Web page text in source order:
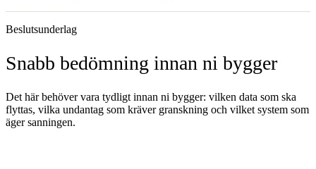
Beslutsunderlag
Snabb bedömning innan ni bygger
Det här behöver vara tydligt innan ni bygger: vilken data som ska
flyttas, vilka undantag som kräver granskning och vilket system som
äger sanningen.